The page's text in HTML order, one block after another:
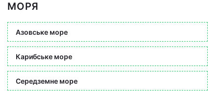
МОРЯ
Азовське море
Карибське море
Середземне море